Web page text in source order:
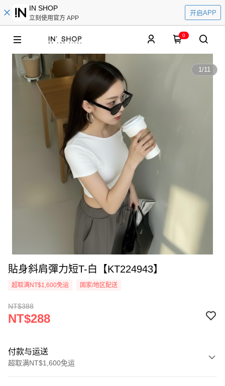
IN SHOP
立刻使用官方 APP
开启APP
0
1/11
貼身斜肩彈力短T-白【KT224943】
超取满NT$1,600免运 国家/地区配送
NT$388
NT$288
付款与运送
超取满NT$1,600免运